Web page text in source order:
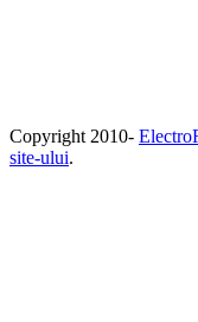
Copyright 2010-
site-ului.